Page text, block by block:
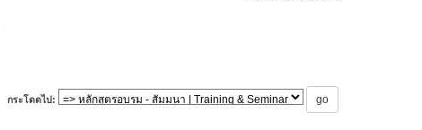
กระโดดไป: